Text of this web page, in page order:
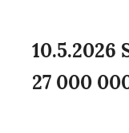
10.5.2026
27 000